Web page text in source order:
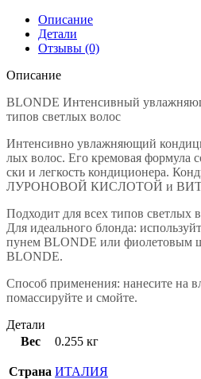
Описание
Детали
Отзывы (0)
Описание
BLONDE Интенсивный
типов светлых волос
Интенсивно увлажняющий
лых волос. Его кремовая формула
ски и легкость кондиционера.
ЛУРОНОВОЙ КИСЛОТОЙ и
Подходит для всех типов светлых
Для идеального блонда:
пунем BLONDE или фиолетовым
BLONDE.
Способ применения: нанесите на
помассируйте и смойте.
Детали
Вес
0.255 кг
Страна ИТАЛИЯ